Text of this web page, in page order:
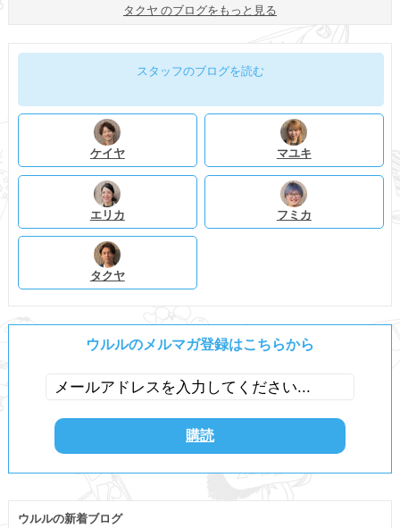
タクヤ のブログをもっと見る
スタッフのブログを読む
ケイヤ マユキ
エリカ フミカ
タクヤ
ウルルのメルマガ登録はこちらから
ウルルの新着ブログ